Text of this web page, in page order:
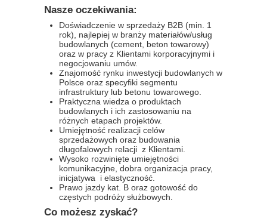
Nasze oczekiwania:
Doświadczenie w sprzedaży B2B (min. 1
rok), najlepiej w branży materiałów/usług
budowlanych (cement, beton towarowy)
oraz w pracy z Klientami korporacyjnymi i
negocjowaniu umów.
Znajomość rynku inwestycji budowlanych w
Polsce oraz specyfiki segmentu
infrastruktury lub betonu towarowego.
Praktyczna wiedza o produktach
budowlanych i ich zastosowaniu na
różnych etapach projektów.
Umiejętność realizacji celów
sprzedażowych oraz budowania
długofalowych relacji z Klientami.
Wysoko rozwinięte umiejętności
komunikacyjne, dobra organizacja pracy,
inicjatywa i elastyczność.
Prawo jazdy kat. B oraz gotowość do
częstych podróży służbowych.
Co możesz zyskać?